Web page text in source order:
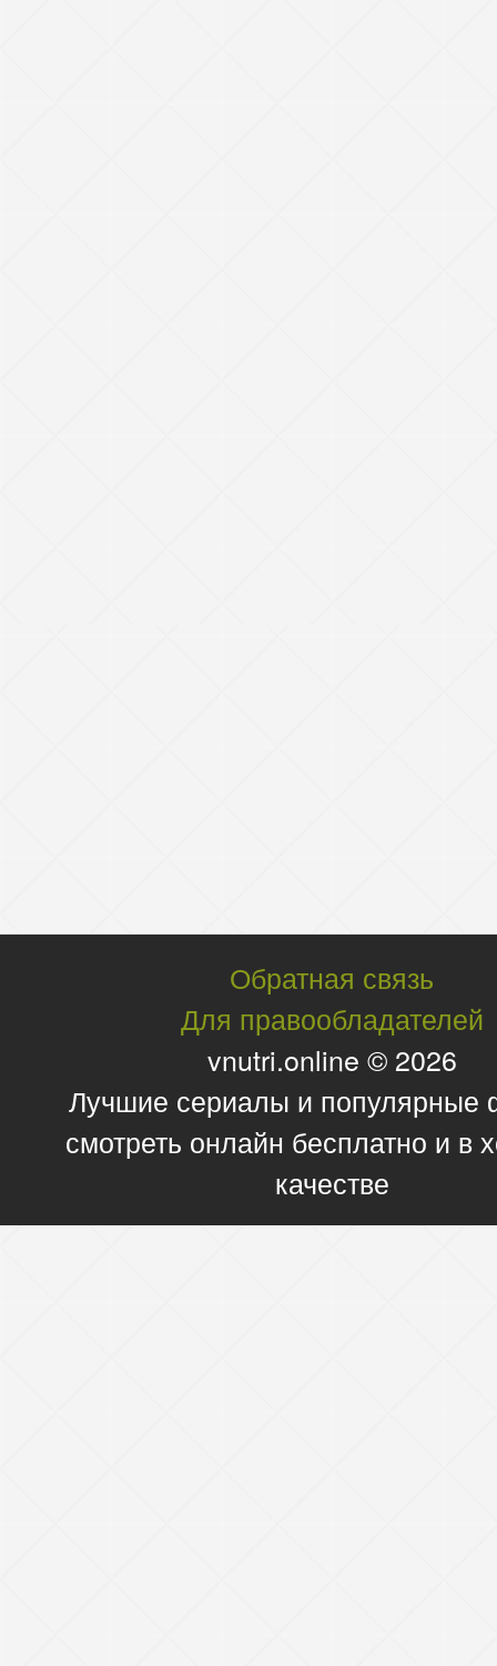
Обратная связь
Для правообладателей
vnutri.online © 2026
Лучшие сериалы и
смотреть онлайн бесплатно и в
качестве